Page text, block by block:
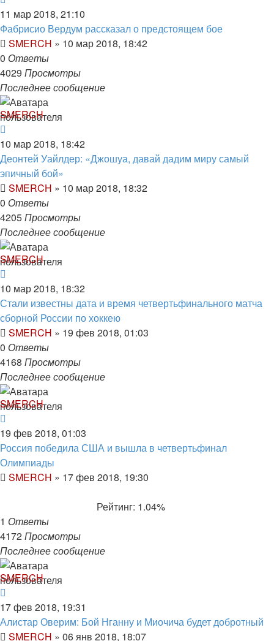
11 мар 2018, 21:10
Фабрисио Вердум рассказал о предстоящем бое
SMERCH » 10 мар 2018, 18:42
0 Ответы
4029 Просмотры
Последнее сообщение
SMERCH
10 мар 2018, 18:42
Деонтей Уайлдер: «Джошуа, давай дадим миру самый
эпичный бой»
SMERCH » 10 мар 2018, 18:32
0 Ответы
4205Просмотры
Последнее сообщение
SMERCH
10 мар 2018, 18:32
Стали известны дата и время четвертьфинального матча
сборной России по хоккею
SMERCH » 19 фев 2018, 01:03
0 Ответы
4168 Просмотры
Последнее сообщение
SMERCH
19 фев 2018, 01:03
Россия победила США и вышла в четвертьфинал
Олимпиады
SMERCH » 17 фев 2018, 19:30
Рейтинг: 1.04%
1 Ответы
4172Просмотры
Последнее сообщение
SMERCH
17 фев 2018, 19:31
Алистар Оверим: Бой Нганну и Миочича будет добротный
SMERCH » 06 янв 2018, 18:07